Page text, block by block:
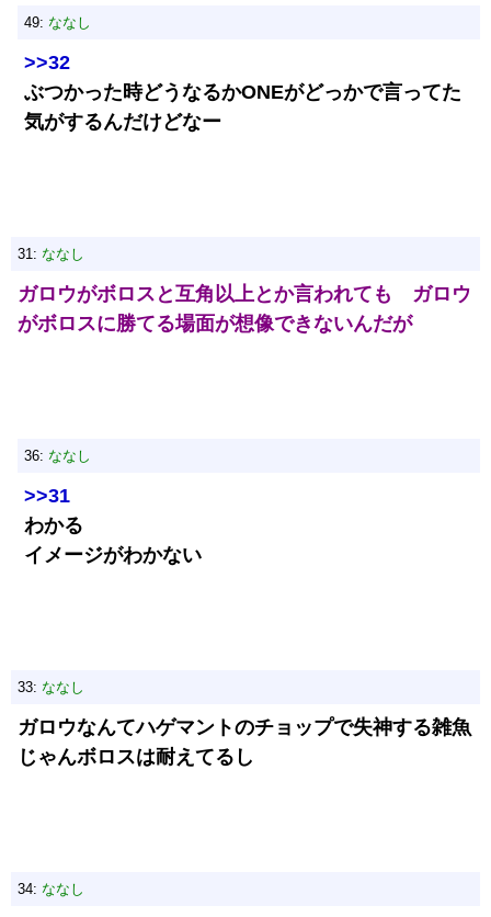
49: ななし
>>32
ぶつかった時どうなるかONEがどっかで言ってた
気がするんだけどなー
31: ななし
ガロウがボロスと互角以上とか言われても ガロウ
がボロスに勝てる場面が想像できないんだが
36: ななし
>>31
わかる
イメージがわかない
33: ななし
ガロウなんてハゲマントのチョップで失神する雑魚
じゃんボロスは耐えてるし
34: ななし